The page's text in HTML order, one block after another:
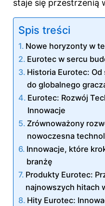
staje się przestrzenią
Spis treści
Nowe horyzonty w
Eurotec w sercu
Historia Eurotec:
do globalnego
Eurotec: Rozwój
Innowacje
Zrównoważony
nowoczesna
Innowacje, które
branżę
Produkty Eurotec:
najnowszych hitach
Hity Eurotec: